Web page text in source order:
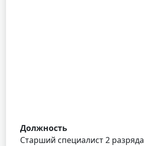
Должность
Старший специалист 2 разряда